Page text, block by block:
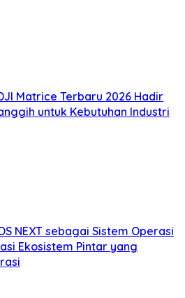
Matrice Terbaru 2026 Hadir
untuk Kebutuhan Industri
NEXT sebagai Sistem Operasi
Ekosistem Pintar yang